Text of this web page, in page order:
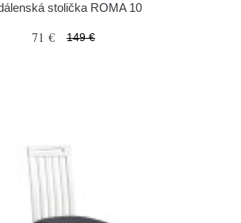
stolička ROMA 10
71 € 149 €